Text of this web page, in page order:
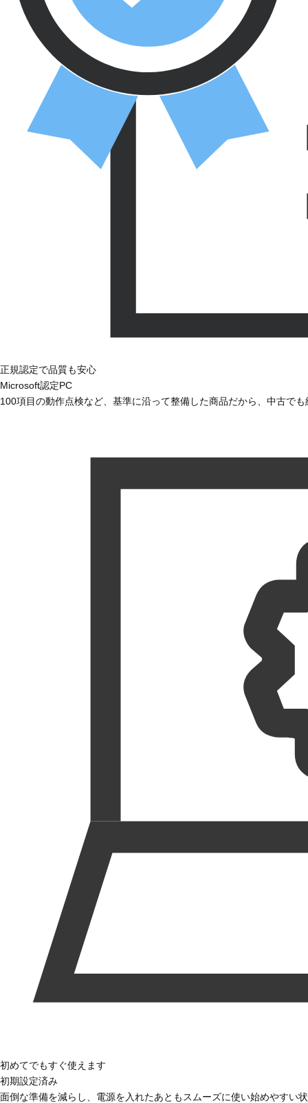
正規認定で品質も安心
Microsoft認定PC
100項目の動作点検など、基準に沿って整備した商品だから、中古で
初めてでもすぐ使えます
初期設定済み
面倒な準備を減らし、電源を入れたあともスムーズに使い始めやすい